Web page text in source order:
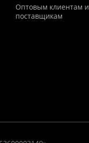
Оптовым клиентам и
поставщикам